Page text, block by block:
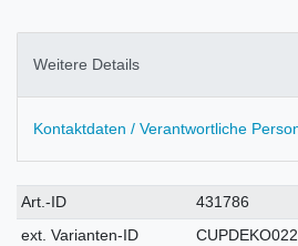
Weitere Details
Kontaktdaten / Verantwortliche
Technisches
Merkmal
Wert
Art.-ID
431786
ext. Varianten-ID
CUPDEKO022